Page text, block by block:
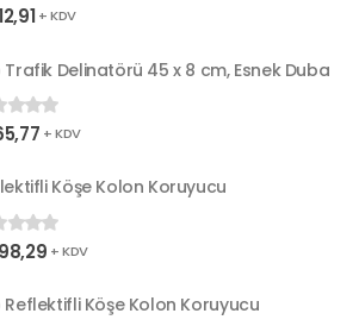
+ KDV
Trafik Delinatörü 45 x 8 cm, Esnek Duba
+ KDV
Köşe Kolon Koruyucu
+ KDV
Reflektifli Köşe Kolon Koruyucu